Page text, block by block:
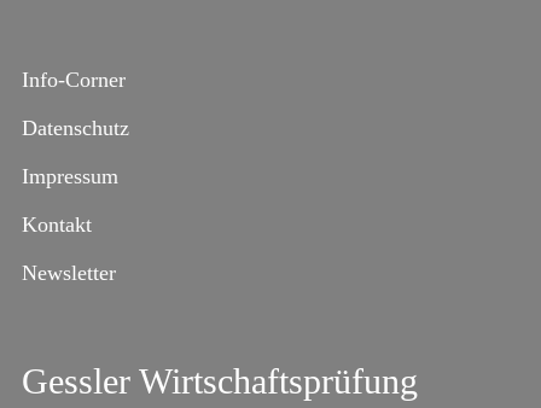
Info-Corner
Datenschutz
Impressum
Kontakt
Newsletter
Gessler Wirtschaftsprüfung